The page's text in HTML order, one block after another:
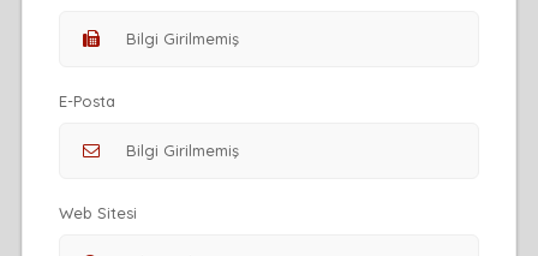
E-Posta
Web Sitesi